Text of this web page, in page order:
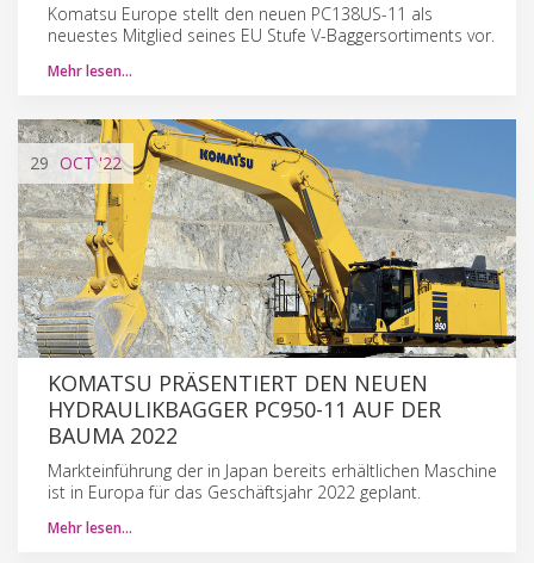
Komatsu Europe stellt den neuen PC138US-11 als
neuestes Mitglied seines EU Stufe V-Baggersortiments vor.
Mehr lesen…
29 OCT'22
KOMATSU PRÄSENTIERT DEN NEUEN
HYDRAULIKBAGGER PC950-11 AUF DER
BAUMA 2022
Markteinführung der in Japan bereits erhältlichen Maschine
ist in Europa für das Geschäftsjahr 2022 geplant.
Mehr lesen…